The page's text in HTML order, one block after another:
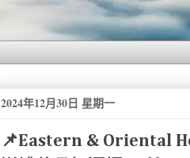
2024年12月30日 星期一
📌Eastern & Oriental